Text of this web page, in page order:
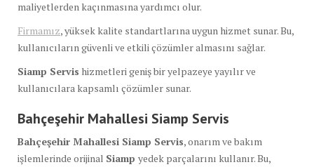
maliyetlerden kaçınmasına yardımcı olur.
Firmamız, yüksek kalite standartlarına uygun hizmet sunar. Bu,
kullanıcıların güvenli ve etkili çözümler almasını sağlar.
Siamp Servis hizmetleri geniş bir yelpazeye yayılır ve
kullanıcılara kapsamlı çözümler sunar.
Bahçeşehir Mahallesi Siamp Servis
Bahçeşehir Mahallesi Siamp Servis, onarım ve bakım
işlemlerinde orijinal Siamp yedek parçalarını kullanır. Bu,